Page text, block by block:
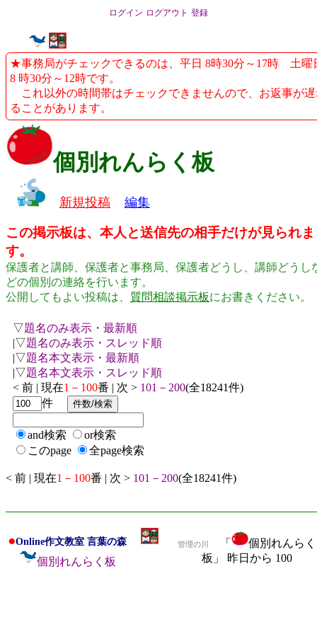
ログイン ログアウト 登録
★事務局がチェックできるのは、平日 8時30分～17時 土曜
8 時30分～12時です。
これ以外の時間帯はチェックできませんので、お返事が
ることがあります。
個別れんらく板
新規投稿 編集
この掲示板は、本人と送信先の相手だけが見られま
す。
保護者と講師、保護者と事務局、保護者どうし、講師どうし
どの個別の連絡を行います。
公開してもよい投稿は、 質問相談掲示板にお書きください。
▽題名のみ表示・最新順
|▽題名のみ表示・スレッド順
|▽題名本文表示・最新順
|▽題名本文表示・スレッド順
< 前 | 現在1－100番 | 次 > 101－200(全18241件)
件
and検索
or検索
このpage
全page検索
< 前 | 現在1－100番 | 次 > 101－200(全18241件)
●Online作文教室 言葉の森
個別れんらく板
管理の川 「
個別れんらく
板」 昨日から 100